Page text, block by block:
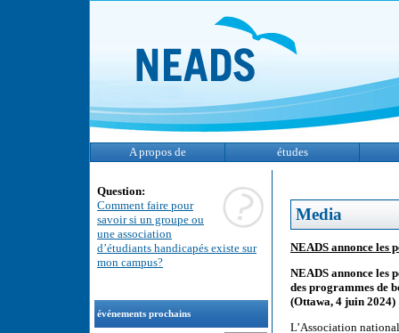
A propos de études
Question:
Comment faire pour
savoir si un groupe ou
une association
d’étudiants handicapés existe sur
mon campus?
événements prochains
Media
NEADS annonce les
NEADS annonce les
des programmes de
(Ottawa, 4 juin 2024)
L’Association